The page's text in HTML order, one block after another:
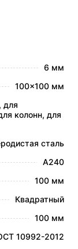
6 мм
100x100 мм
для
колонн, для
сталь
А240
100 мм
Квадратный
100 мм
10992-2012